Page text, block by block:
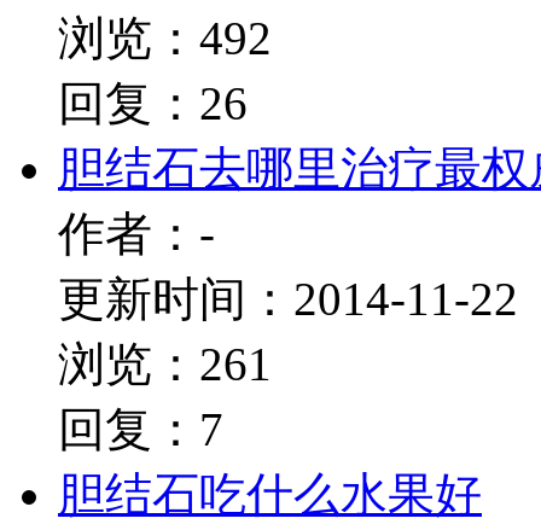
浏览：492
回复：26
胆结石去哪里治疗最权
作者：-
更新时间：2014-11-22
浏览：261
回复：7
胆结石吃什么水果好